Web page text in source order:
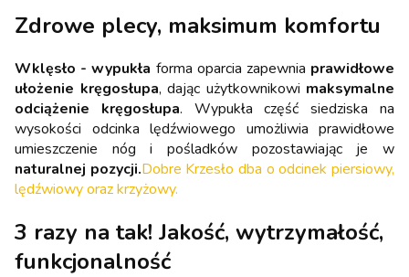
Zdrowe plecy, maksimum komfortu
Wklęsło - wypukła forma oparcia zapewnia prawidłowe
ułożenie kręgosłupa, dając użytkownikowi maksymalne
odciążenie kręgosłupa. Wypukła część siedziska na
wysokości odcinka lędźwiowego umożliwia prawidłowe
umieszczenie nóg i pośladków pozostawiając je w
naturalnej pozycji.Dobre Krzesło dba o odcinek piersiowy,
lędźwiowy oraz krzyżowy.
3 razy na tak! Jakość, wytrzymałość,
funkcjonalność